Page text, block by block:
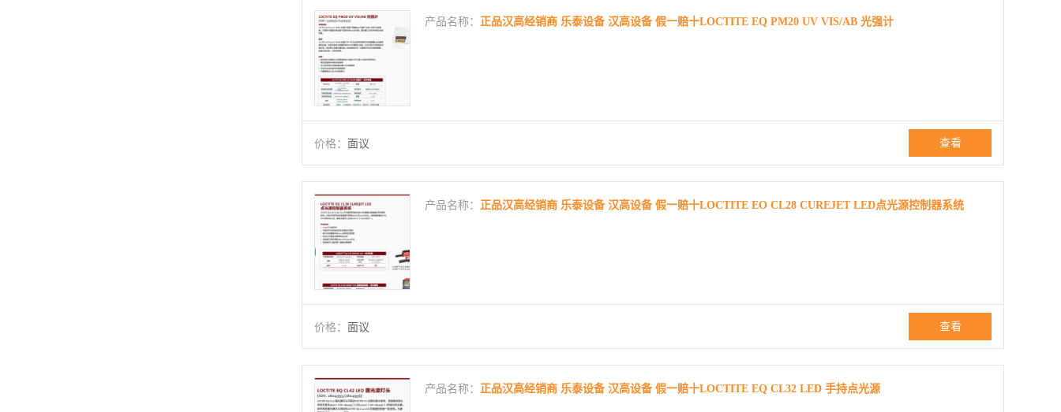
产品名称： 正品汉高经销商 乐泰设备 汉高设备 假一赔十LOCTITE EQ PM20 UV VIS/AB 光强计
价格： 面议 查看
产品名称： 正品汉高经销商 乐泰设备 汉高设备 假一赔十LOCTITE EO CL28 CUREJET LED点光源控制器系统
价格： 面议 查看
产品名称： 正品汉高经销商 乐泰设备 汉高设备 假一赔十LOCTITE EQ CL32 LED 手持点光源